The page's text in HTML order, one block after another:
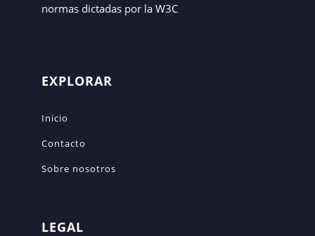
normas dictadas por la W3C
EXPLORAR
Inicio
Contacto
Sobre nosotros
LEGAL